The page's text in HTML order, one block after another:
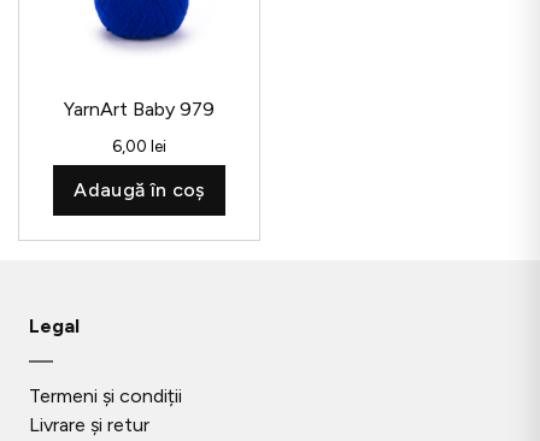
YarnArt Baby 979
6,00 lei
Adaugă în coș
Legal
Termeni și condiții
Livrare și retur